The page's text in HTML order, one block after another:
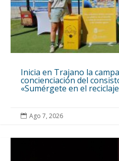
Inicia en Trajano la
concienciación del
«Sumérgete en el
 Ago 7, 2026